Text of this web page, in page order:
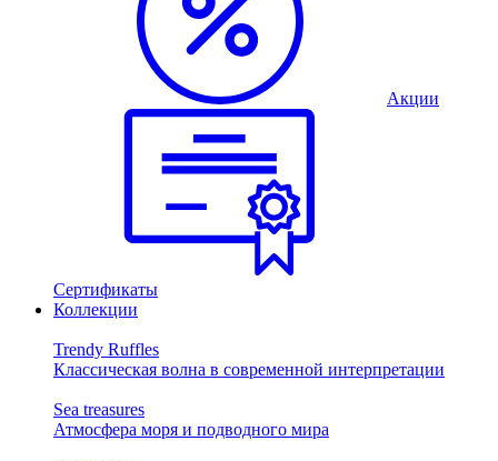
Акции
Сертификаты
Коллекции
Trendy Ruffles
Классическая волна в современной интерпретации
Sea treasures
Атмосфера моря и подводного мира